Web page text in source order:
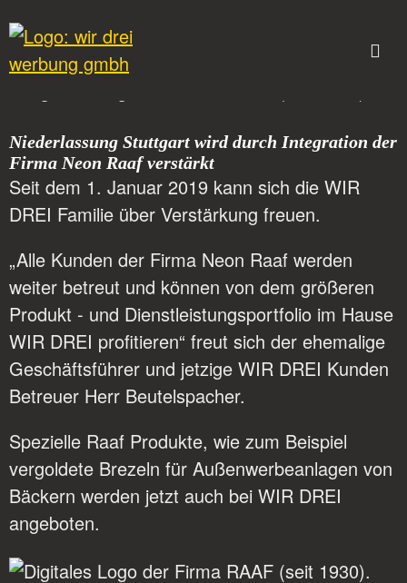
Niederlassung Stuttgart wird durch Integration der
Firma Neon Raaf verstärkt
Seit dem 1. Januar 2019 kann sich die WIR
DREI Familie über Verstärkung freuen.
„Alle Kunden der Firma Neon Raaf werden
weiter betreut und können von dem größeren
Produkt - und Dienstleistungsportfolio im Hause
WIR DREI profitieren“ freut sich der ehemalige
Geschäftsführer und jetzige WIR DREI Kunden
Betreuer Herr Beutelspacher.
Spezielle Raaf Produkte, wie zum Beispiel
vergoldete Brezeln für Außenwerbeanlagen von
Bäckern werden jetzt auch bei WIR DREI
angeboten.